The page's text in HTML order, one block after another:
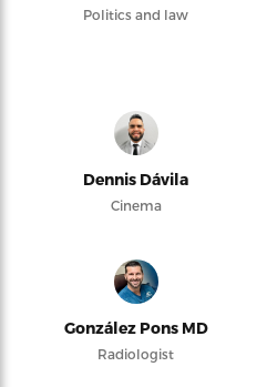
Politics and law
Dennis Dávila
Cinema
González Pons MD
Radiologist